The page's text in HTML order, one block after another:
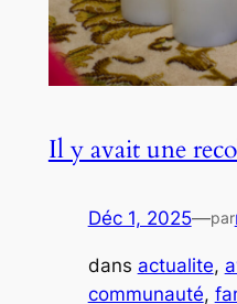
Il y avait une
Déc 1, 2025—par
dans actualite,
communauté,